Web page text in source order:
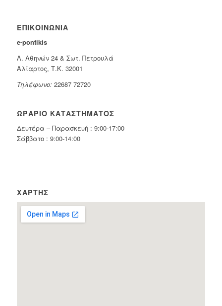
ΕΠΙΚΟΙΝΩΝΊΑ
e-pontikis
Λ. Αθηνών 24 & Σωτ. Πετρουλά
Αλίαρτος, Τ.Κ. 32001
Τηλέφωνο:22687 72720
ΩΡΆΡΙΟ ΚΑΤΑΣΤΉΜΑΤΟΣ
Δευτέρα – Παρασκευή : 9:00-17:00
Σάββατο : 9:00-14:00
ΧΆΡΤΗΣ